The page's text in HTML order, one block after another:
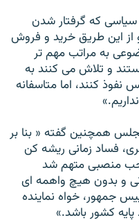
كه گرفتار شدن
از اين طريق خريد و فروش
به مراتب مهم تر
و تلاش مى كنند به
كنند، اما متاسفانه
همچنين گفته « بنا بر
فساد زمانى ريشه كن
منصبى متهم شد
و بدون هيچ واهمه اى
جمهور، خواه نماينده
كشور باشد.»